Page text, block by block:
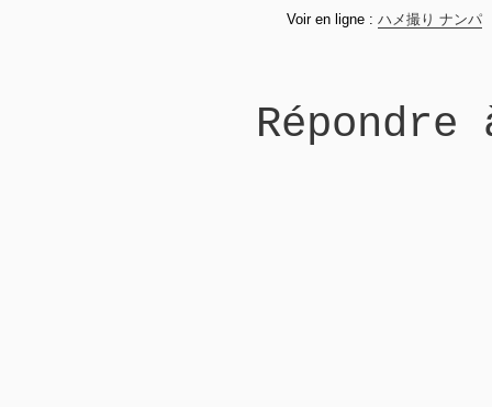
Voir en ligne : ハメ撮り ナンパ